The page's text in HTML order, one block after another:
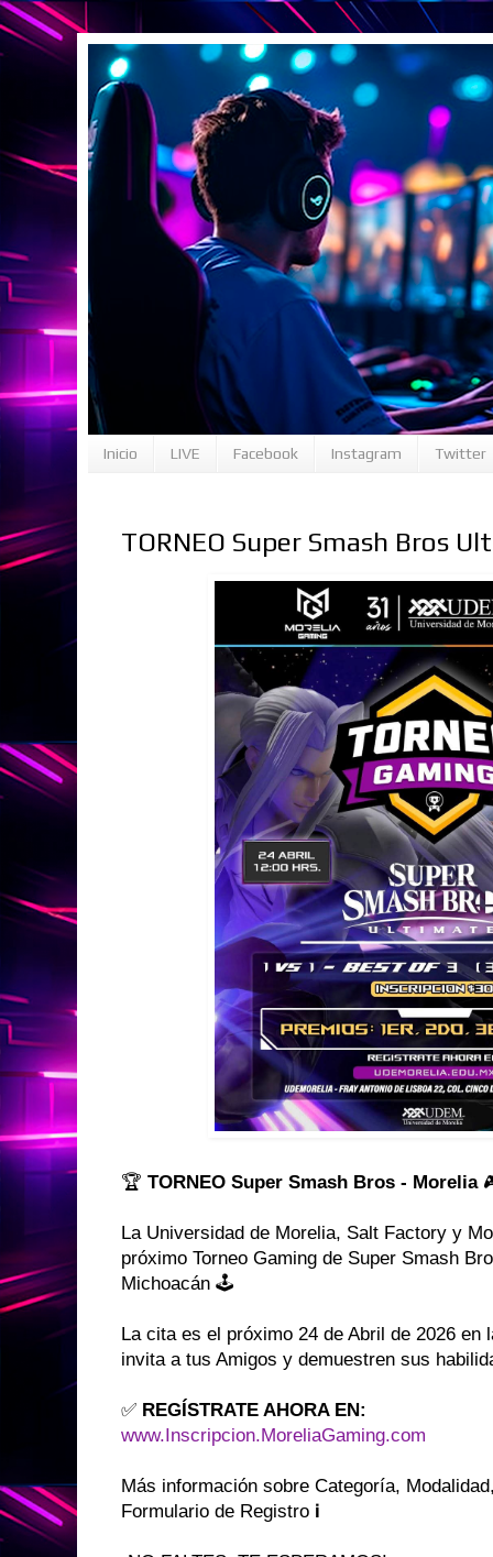
Inicio LIVE Facebook Instagram Twitter
TORNEO Super Smash Bros
🏆 TORNEO Super Smash Bros - Morelia
La Universidad de Morelia, Salt Factory y
próximo Torneo Gaming de Super Smash
Michoacán 🕹️
La cita es el próximo 24 de Abril de 2026 en
invita a tus Amigos y demuestren sus
✅ REGÍSTRATE AHORA EN:
www.Inscripcion.MoreliaGaming.com
Más información sobre Categoría,
Formulario de Registro ℹ️